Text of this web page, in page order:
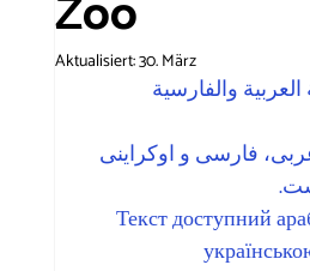
Aktualisiert:30. März
والفارسية
عربی، فارسی و اوکراینی
Текст доступний